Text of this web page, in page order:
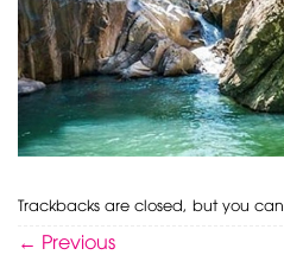
Trackbacks are closed, but you can
← Previous